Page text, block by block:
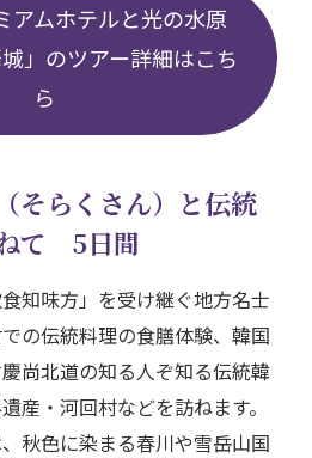
アムホテルと光の水原
城」のツアー詳細はこち
ら
そらくさん）と伝統
て 5日間
知味方」を受け継ぐ地方名士
の伝統料理の食膳体験、韓国
尚北道の知る人ぞ知る伝統韓
産・河回村などを訪ねます。
秋色に染まる春川や雪岳山国